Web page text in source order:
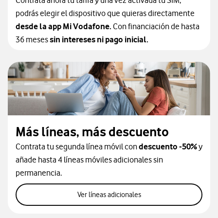
podrás elegir el dispositivo que quieras directamente
desde la app Mi Vodafone. Con financiación de hasta
36 mesessin intereses ni pago inicial.
Más líneas, más descuento
Contrata tu segunda línea móvil condescuento -50%y
añade hasta 4 líneas móviles adicionales sin
permanencia.
Ver líneas adicionalesver lineas adicionales